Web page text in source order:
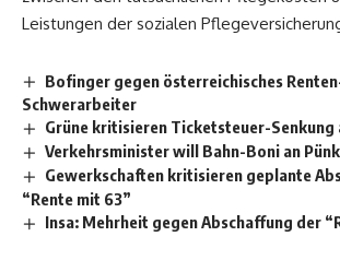
Leistungen der sozialen
Bofinger gegen österreichisches
Schwerarbeiter
Grüne kritisieren Ticketsteuer-Senkung
Verkehrsminister will Bahn-Boni an
Gewerkschaften kritisieren geplante
“Rente mit 63”
Insa: Mehrheit gegen Abschaffung der